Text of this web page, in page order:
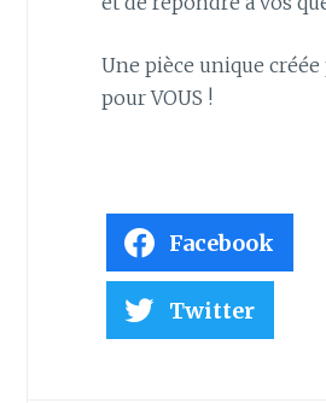
Une pièce unique créée
pour VOUS !
Facebook
Twitter